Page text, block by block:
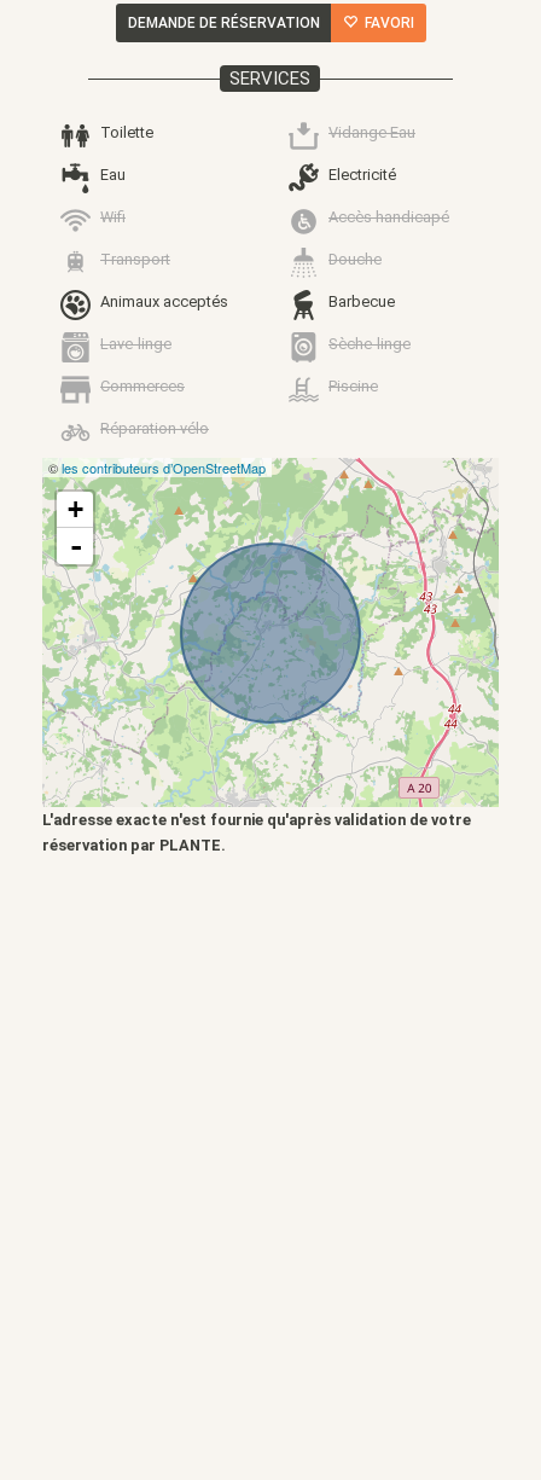
DEMANDE DE RÉSERVATION FAVORI
SERVICES
Toilette Vidange Eau
Eau Electricité
Wifi Accès handicapé
Transport Douche
Animaux acceptés Barbecue
Lave-linge Sèche-linge
Commerces Piscine
Réparation vélo
©les contributeurs d’OpenStreetMap
+
-
L'adresse exacte n'est fournie qu'après validation de votre
réservation par PLANTE.